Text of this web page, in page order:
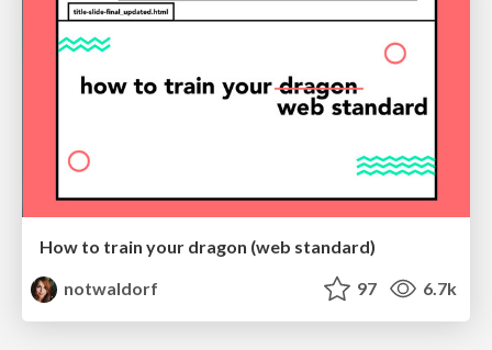
How to train your dragon (web standard)
notwaldorf
97 6.7k